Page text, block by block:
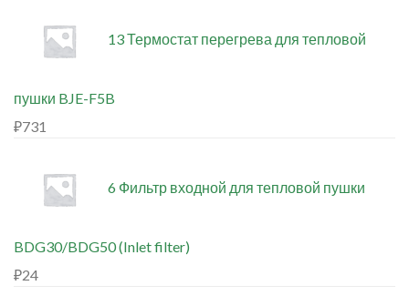
13 Термостат перегрева для тепловой
пушки BJE-F5B
₽731
6 Фильтр входной для тепловой пушки
BDG30/BDG50 (Inlet filter)
₽24